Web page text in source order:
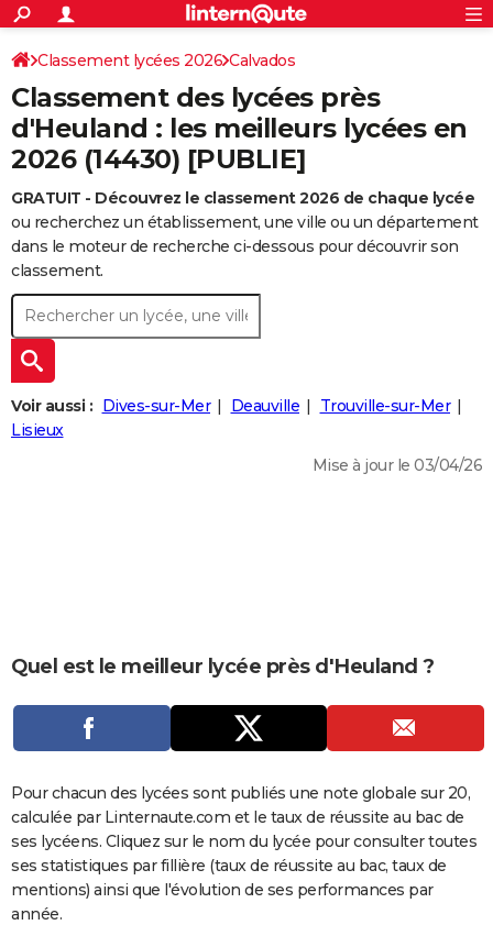
ACTUALITÉS
Politique
Société
Faits Divers
Education
Monde
Villes
+
SPORT
Coupe du monde 2026
Football
Tennis
Cyclisme
Rugby
Forum
CULTURE
Programme TV
TNT
Streaming
Cinéma
Sorties cinéma
Musique
+
FINANCE
Retraite
Impôts
Epargne
Immobilier
Risques naturels par ville
Banque
Assurance
Crédit
AUTO
Essais
Réserver un essai
Citadines
Berlines
SUV
Forum auto
+
HIGH-TECH
BRICOLAGE
Forum
Aménagement intérieur
Extérieur
Cuisine
Salle de bains
Jardinage
Rangement
+WEEK-END
Guides de France
Escapades
Patrimoine
Expositions
Musées
Week-end nature
+
LIFESTYLE
Art de vivre
Bien-être
Loisirs
Mode
Modes de vie
+SANTE
Dictionnaire
Biographies
Expressions
Proverbes
PROGRAMME TV
COPAINS D'AVANT
S'inscrire
Se connecter
Lycées
Collèges
Primaires
Universités
Entreprises
Service militaire
Avis de recherche
AVIS DE DÉCÈS
FORUM
Bricolage
Lifestyle
Culture
Sport
Auto
Television
Voyage
Cinema
S'inscrire
Connexion
Classement lycées 2026 Calvados
Classement des lycées près
d'Heuland : les meilleurs lycées en
2026 (14430) [PUBLIE]
GRATUIT - Découvrez le classement 2026 de chaque lycée
ou recherchez un établissement, une ville ou un département
dans le moteur de recherche ci-dessous pour découvrir son
classement.
Voir aussi : Dives-sur-Mer Deauville
Trouville-sur-Mer
Lisieux
Mise à jour le 03/04/26
Quel est le meilleur lycée près d'Heuland ?
Pour chacun des lycées sont publiés une note globale sur 20,
calculée par Linternaute.com et le taux de réussite au bac de
ses lycéens. Cliquez sur le nom du lycée pour consulter toutes
ses statistiques par fillière (taux de réussite au bac, taux de
mentions) ainsi que l'évolution de ses performances par
année.